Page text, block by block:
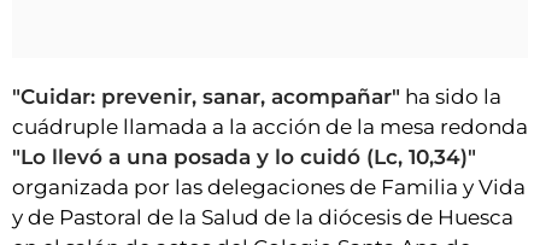
INICIAR SESIÓN
"Cuidar: prevenir, sanar, acompañar" ha sido la
cuádruple llamada a la acción de la mesa redonda
"Lo llevó a una posada y lo cuidó (Lc, 10,34)"
organizada por las delegaciones de Familia y Vida
y de Pastoral de la Salud de la diócesis de Huesca